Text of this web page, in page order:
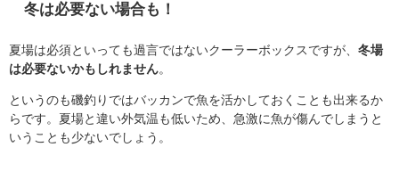
冬は必要ない場合も！
夏場は必須といっても過言ではないクーラーボックスですが、 冬場
は必要ないかもしれません
というのも磯釣りではバッカンで魚を活かしておくことも出来るか
らです。夏場と違い外気温も低いため、急激に魚が傷んでしまうと
いうことも少ないでしょう。